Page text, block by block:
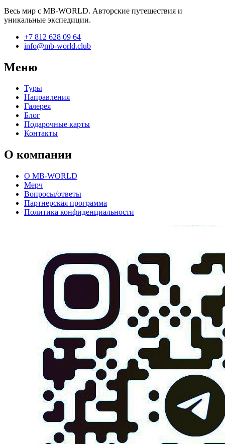
Весь мир с MB-WORLD. Авторские путешествия и
уникальные экспедиции.
+7 812 628 09 64
info@mb-world.club
Меню
Туры
Направления
Галерея
Блог
Подарочные карты
Контакты
О компании
О MB-WORLD
Мерч
Вопросы/ответы
Партнерская программа
Политика конфиденциальности